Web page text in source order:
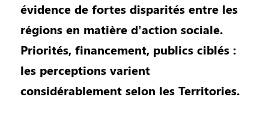
évidence de fortes disparités entre les
régions en matière d’action sociale.
Priorités, financement, publics ciblés :
les perceptions varient
considérablement selon les Territories.